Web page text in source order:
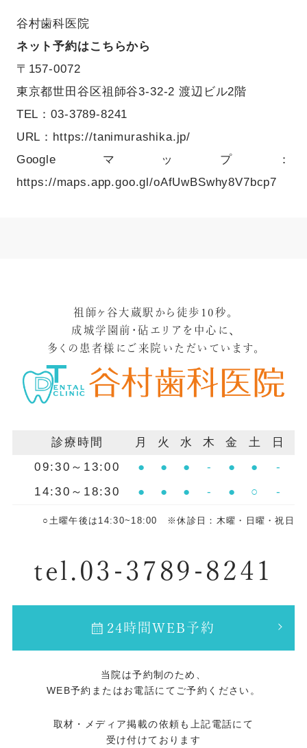
谷村歯科医院
ネット予約はこちらから
〒157-0072
東京都世田谷区祖師谷3-32-2 渡辺ビル2階
TEL：03-3789-8241
URL： https://tanimurashika.jp/
Googleマップ：
https://maps.app.goo.gl/oAfUwBSwhy8V7bcp7
祖師ヶ谷大蔵駅から徒歩10秒。
成城学園前・砧エリアを中心に、
多くの患者様にご来院いただいています。
診療時間 月 火 水 木 金 土
日
09:30～13:00
● ● ● - ● ●
-
14:30～18:30
● ● ● - ● ○ -
○土曜午後は14:30~18:00 ※休診日：木曜・日曜・祝日
tel.03-3789-8241
24時間WEB予約
当院は予約制のため、
WEB予約またはお電話にてご予約ください。
取材・メディア掲載の依頼も上記電話にて
受け付けております